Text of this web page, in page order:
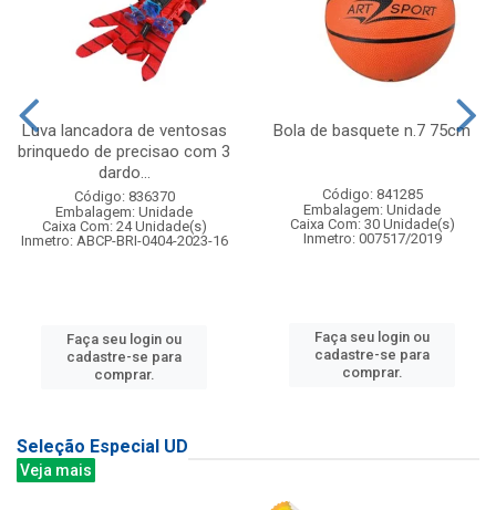
Luva lancadora de ventosas
brinquedo de precisao com 3
dardo...
Código: 836370
Embalagem: Unidade
Caixa Com: 24 Unidade(s)
Inmetro: ABCP-BRI-0404-2023-16
Faça seu login ou
cadastre-se para
comprar.
Bola de basquete n.7 75cm
Código: 841285
Embalagem: Unidade
Caixa Com: 30 Unidade(s)
Inmetro: 007517/2019
Faça seu login ou
cadastre-se para
comprar.
Seleção Especial UD
Veja mais